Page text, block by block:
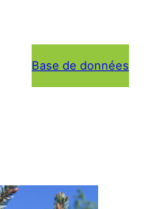
Base de données